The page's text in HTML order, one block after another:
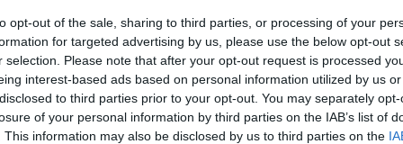
opt-out of the sale, sharing to third parties, or processing of your
for targeted advertising by us, please use the below opt-out
selection. Please note that after your opt-out request is processed
interest-based ads based on personal information utilized by us
to third parties prior to your opt-out. You may separately
of your personal information by third parties on the IAB’s list of
This information may also be disclosed by us to third parties on the
ή ακόμα και εκμετάλλευσης των άλλων.
ζώδιαπου φημίζονται για την ικανότητά τους να
πίσω από ένα γοητευτικό χαμόγελο ή μια
σημαίνει ότι όλοι οι εκπρόσωποί τους είναι δόλιοι,
να σκέφτονται αρκετά βήματα μπροστά από τους